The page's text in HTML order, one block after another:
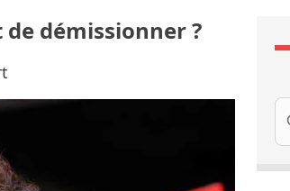
démissionner ?